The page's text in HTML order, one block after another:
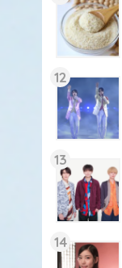
12
13
14